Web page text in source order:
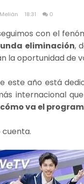
18:31 0
con el
eliminación,
la oportunidad de
este año está
internacional
va el
cuenta.